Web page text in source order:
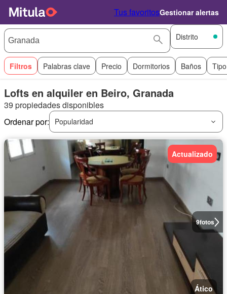
Tus favoritosGestionar alertas
Distrito
Filtros Palabras clave Precio Dormitorios Baños
Lofts en alquiler en Beiro, Granada
39 propiedades disponibles
Ordenar por:
Popularidad
9fotos
Actualizado
Ático